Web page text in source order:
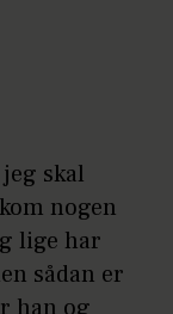
skal
nogen
lige har
sådan er